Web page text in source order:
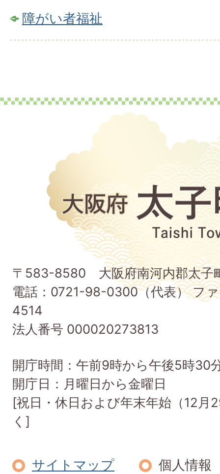
障がい者福祉
町
Taishi
Town
〒583-8580 大阪府南河内郡太子
電話：0721-98-0300（代表） フ
4514
法人番号 000020273813
開庁時間：午前9時から午後5時30
開庁日：月曜日から金曜日
[祝日・休日および年末年始（12月
く]
サイトマップ
個人情報